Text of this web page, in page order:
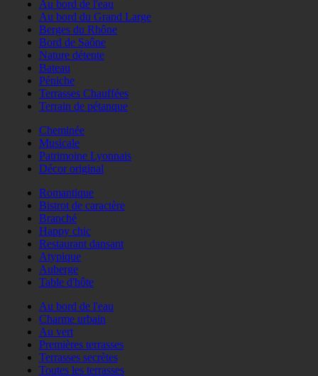
Au bord de l'eau
Au bord du Grand Large
Berges du Rhône
Bord de Saône
Nature détente
Bateau
Péniche
Terrasses Chauffées
Terrain de pétanque
Cheminée
Musicale
Patrimoine Lyonnais
Décor original
Romantique
Bistrot de caractère
Branché
Happy chic
Restaurant dansant
Atypique
Auberge
Table d'hôte
Au bord de l'eau
Charme urbain
Au vert
Premières terrasses
Terrasses secrètes
Toutes les terrasses